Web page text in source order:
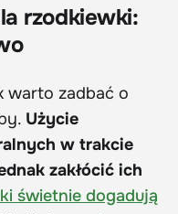
rzodkiewki:
warto zadbać o
Użycie
w trakcie
zakłócić ich
świetnie dogadują